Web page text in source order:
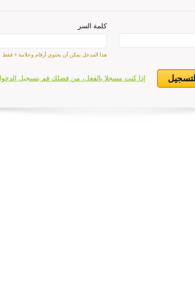
كلمة السر
هذا المدخل يمكن أن يحتوي أرقام وعلامة + فقط
إذا كنت مسجلا بالفعل، من فضلك قم بتسجيل